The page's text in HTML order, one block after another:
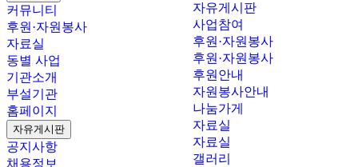
자유게시판
사업참여
후원·자원봉사
후원·자원봉사
후원안내
자원봉사안내
나눔가게
자료실
자료실
갤러리
커뮤니티
후원·자원봉사
자료실
동별 사업
기관소개
부설기관
홈페이지
자유게시판
공지사항
채용정보